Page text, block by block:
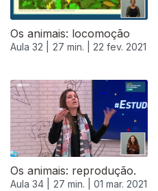
Os animais: locomoção
Aula 32 | 27 min. | 22 fev. 2021
Os animais: reprodução.
Aula 34 | 27 min. | 01 mar. 2021
528140